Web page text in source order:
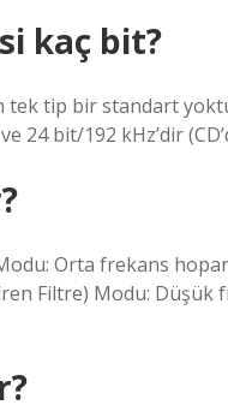
kaç bit?
tip bir standart
24 bit/192 kHz’dir
Orta frekans
Filtre) Modu: Düşük